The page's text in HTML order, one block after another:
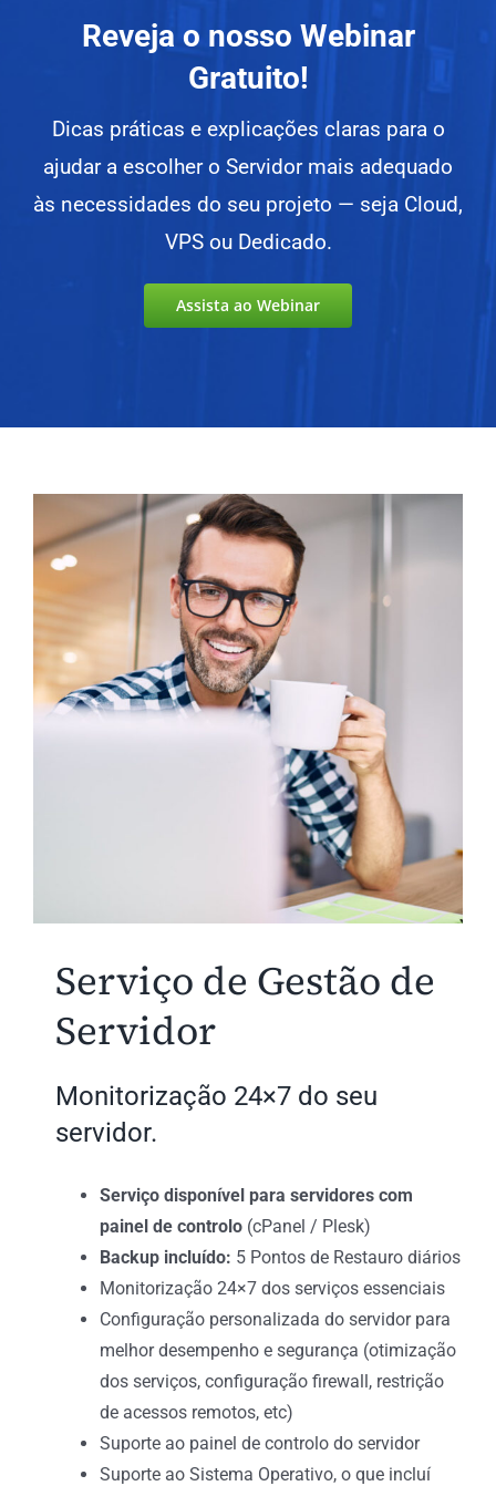
Reveja o nosso Webinar
Gratuito!
Dicas práticas e explicações claras para o
ajudar a escolher o Servidor mais adequado
às necessidades do seu projeto — seja Cloud,
VPS ou Dedicado.
Assista ao Webinar
Serviço de Gestão de
Servidor
Monitorização 24×7 do seu
servidor.
Serviço disponível para servidores com
painel de controlo (cPanel / Plesk)
Backup incluído: 5 Pontos de Restauro diários
Monitorização 24×7 dos serviços essenciais
Configuração personalizada do servidor para
melhor desempenho e segurança (otimização
dos serviços, configuração firewall, restrição
de acessos remotos, etc)
Suporte ao painel de controlo do servidor
Suporte ao Sistema Operativo, o que incluí